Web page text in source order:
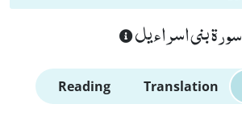
سورة بنى اسراءيل
Reading Translation